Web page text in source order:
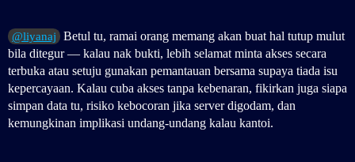
@liyanaj
Betul tu, ramai orang memang akan buat hal tutup mulut
bila ditegur — kalau nak bukti, lebih selamat minta akses secara
terbuka atau setuju gunakan pemantauan bersama supaya tiada isu
kepercayaan. Kalau cuba akses tanpa kebenaran, fikirkan juga siapa
simpan data tu, risiko kebocoran jika server digodam, dan
kemungkinan implikasi undang-undang kalau kantoi.